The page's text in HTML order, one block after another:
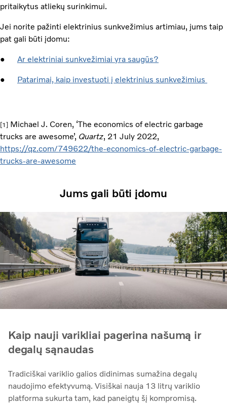
pritaikytus atliekų surinkimui.
Jei norite pažinti elektrinius sunkvežimius artimiau, jums taip
pat gali būti įdomu:
● Ar elektriniai sunkvežimiai yra saugūs?
● Patarimai, kaip investuoti į elektrinius sunkvežimius
[1]
Michael J. Coren, ‘The economics of electric garbage
trucks are awesome’, Quartz, 21 July 2022,
https://qz.com/749622/the-economics-of-electric-garbage-
trucks-are-awesome
Jums gali būti įdomu
Kaip nauji varikliai pagerina našumą ir
degalų sąnaudas
Tradiciškai variklio galios didinimas sumažina degalų
naudojimo efektyvumą. Visiškai nauja 13 litrų variklio
platforma sukurta tam, kad paneigtų šį kompromisą.